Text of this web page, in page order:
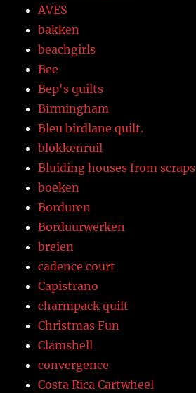
AVES
bakken
beachgirls
Bee
Bep's quilts
Birmingham
Bleu birdlane quilt.
blokkenruil
Bluiding houses from scraps
boeken
Borduren
Borduurwerken
breien
cadence court
Capistrano
charmpack quilt
Christmas Fun
Clamshell
convergence
Costa Rica Cartwheel